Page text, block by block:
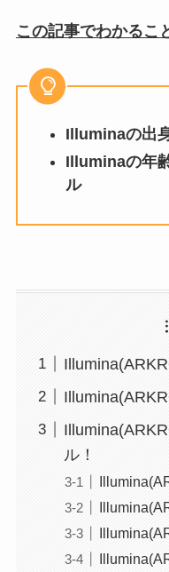
この記事でわかるこ
Illuminaの出
Illuminaの年
ル
ル！